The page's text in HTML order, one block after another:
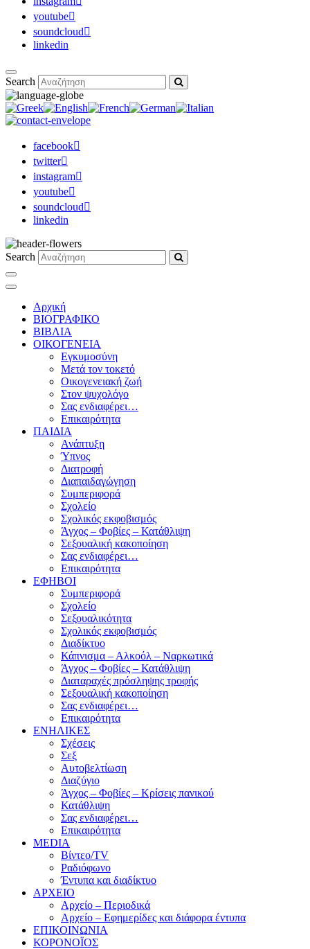
youtube
soundcloud
linkedin
Search
facebook
twitter
instagram
youtube
soundcloud
linkedin
Search
Αρχική
ΒΙΟΓΡΑΦΙΚΟ
ΒΙΒΛΙΑ
ΟΙΚΟΓΕΝΕΙΑ
Εγκυμοσύνη
Μετά τον τοκετό
Οικογενειακή ζωή
Στον ψυχολόγο
Σας ενδιαφέρει…
Επικαιρότητα
ΠΑΙΔΙΑ
Ανάπτυξη
Ύπνος
Διατροφή
Διαπαιδαγώγηση
Συμπεριφορά
Σχολείο
Σχολικός εκφοβισμός
Άγχος – Φοβίες – Κατάθλιψη
Σεξουαλική κακοποίηση
Σας ενδιαφέρει…
Επικαιρότητα
ΕΦΗΒΟΙ
Συμπεριφορά
Σχολείο
Σεξουαλικότητα
Σχολικός εκφοβισμός
Διαδίκτυο
Κάπνισμα – Αλκοόλ – Ναρκωτικά
Άγχος – Φοβίες – Κατάθλιψη
Διαταραχές πρόσληψης τροφής
Σεξουαλική κακοποίηση
Σας ενδιαφέρει…
Επικαιρότητα
ΕΝΗΛΙΚΕΣ
Σχέσεις
Σεξ
Αυτοβελτίωση
Διαζύγιο
Άγχος – Φοβίες – Κρίσεις πανικού
Κατάθλιψη
Σας ενδιαφέρει…
Επικαιρότητα
MEDIA
Βίντεο/TV
Ραδιόφωνο
Έντυπα και διαδίκτυο
ΑΡΧΕΙΟ
Αρχείο – Περιοδικά
Αρχείο – Εφημερίδες και διάφορα έντυπα
ΕΠΙΚΟΙΝΩΝΙΑ
ΚΟΡΟΝΟΪΟΣ